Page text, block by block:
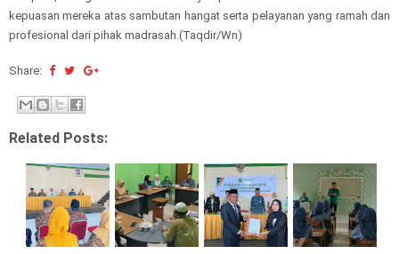
kepuasan mereka atas sambutan hangat serta pelayanan yang ramah dan
profesional dari pihak madrasah.(Taqdir/Wn)
Share:
Related Posts: